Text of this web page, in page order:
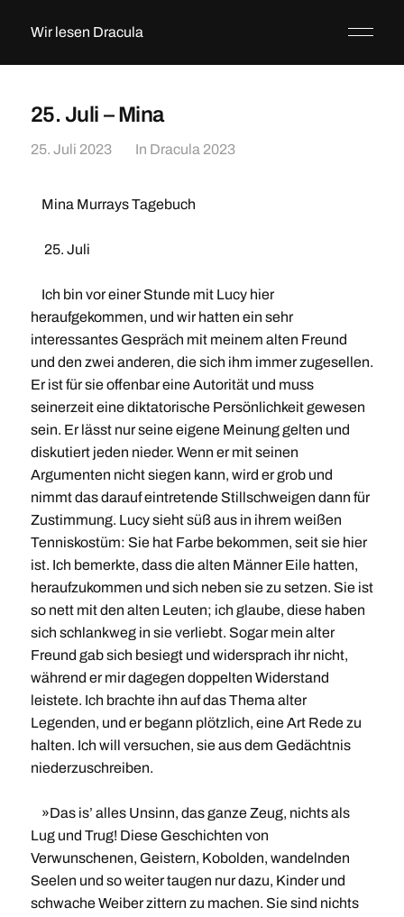
Wir lesen Dracula
25. Juli – Mina
25. Juli 2023 In Dracula 2023
Mina Murrays Tagebuch
25. Juli
Ich bin vor einer Stunde mit Lucy hier
heraufgekommen, und wir hatten ein sehr
interessantes Gespräch mit meinem alten Freund
und den zwei anderen, die sich ihm immer zugesellen.
Er ist für sie offenbar eine Autorität und muss
seinerzeit eine diktatorische Persönlichkeit gewesen
sein. Er lässt nur seine eigene Meinung gelten und
diskutiert jeden nieder. Wenn er mit seinen
Argumenten nicht siegen kann, wird er grob und
nimmt das darauf eintretende Stillschweigen dann für
Zustimmung. Lucy sieht süß aus in ihrem weißen
Tenniskostüm: Sie hat Farbe bekommen, seit sie hier
ist. Ich bemerkte, dass die alten Männer Eile hatten,
heraufzukommen und sich neben sie zu setzen. Sie ist
so nett mit den alten Leuten; ich glaube, diese haben
sich schlankweg in sie verliebt. Sogar mein alter
Freund gab sich besiegt und widersprach ihr nicht,
während er mir dagegen doppelten Widerstand
leistete. Ich brachte ihn auf das Thema alter
Legenden, und er begann plötzlich, eine Art Rede zu
halten. Ich will versuchen, sie aus dem Gedächtnis
niederzuschreiben.
»Das is’ alles Unsinn, das ganze Zeug, nichts als
Lug und Trug! Diese Geschichten von
Verwunschenen, Geistern, Kobolden, wandelnden
Seelen und so weiter taugen nur dazu, Kinder und
schwache Weiber zittern zu machen. Sie sind nichts